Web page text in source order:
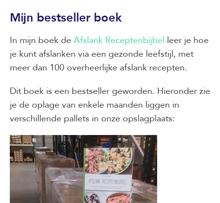
Mijn bestseller boek
In mijn boek de Afslank Receptenbijbel leer je hoe
je kunt afslanken via een gezonde leefstijl, met
meer dan 100 overheerlijke afslank recepten.
Dit boek is een bestseller geworden. Hieronder zie
je de oplage van enkele maanden liggen in
verschillende pallets in onze opslagplaats: